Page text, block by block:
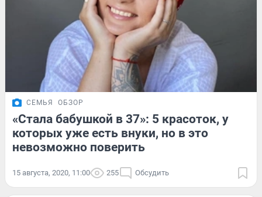
СЕМЬЯ ОБЗОР
«Стала бабушкой в 37»: 5 красоток, у
которых уже есть внуки, но в это
невозможно поверить
15 августа, 2020, 11:00 255 Обсудить